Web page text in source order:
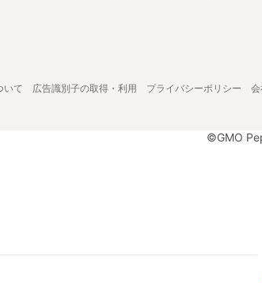
いて 広告識別子の取得・利用 プライバシーポリシー
©GMO